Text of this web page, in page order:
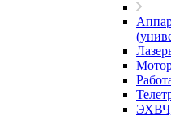
ЭХВЧ,